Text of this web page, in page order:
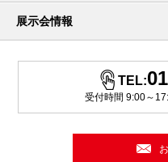
展示会情報
TEL:
受付時間 9:00～